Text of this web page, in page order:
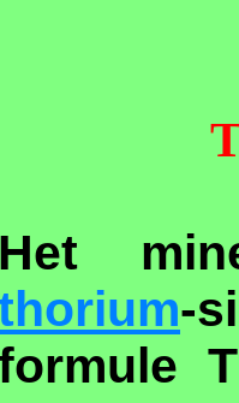
Het
-